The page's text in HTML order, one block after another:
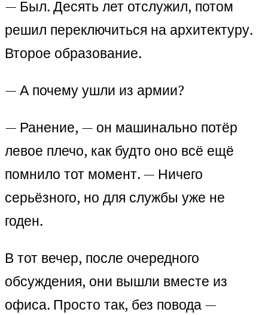
— Был. Десять лет отслужил, потом
решил переключиться на архитектуру.
Второе образование.
— А почему ушли из армии?
— Ранение, — он машинально потёр
левое плечо, как будто оно всё ещё
помнило тот момент. — Ничего
серьёзного, но для службы уже не
годен.
В тот вечер, после очередного
обсуждения, они вышли вместе из
офиса. Просто так, без повода —